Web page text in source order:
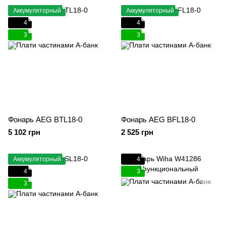
Аккумуляторный
4
3
Фонарь AEG BTL18-0
5 102 грн
Аккумуляторный
4
3
Фонарь AEG BFL18-0
2 525 грн
Аккумуляторный
4
3
4
3